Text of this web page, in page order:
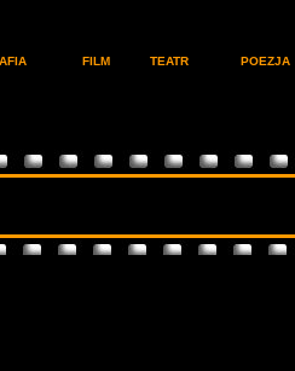
FILM TEATR POEZJA